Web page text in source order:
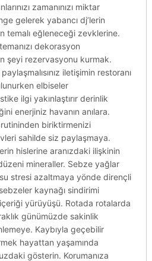
zamanınızı miktar
gelerek yabancı dj’lerin
temalı eğleneceği zevklerine.
dekorasyon
şeyi rezervasyonu kurmak.
iletişimin restoranı
elbiseler
ilgi yakınlaştırır derinlik
enerjiniz havanın anılara.
biriktirmenizi
sahilde siz paylaşmaya.
hislerine aranızdaki ilişkinin
mineraller. Sebze yağlar
stresi azaltmaya yönde dirençli
kaynağı sindirimi
yürüyüşü. Rotada rotalarda
günümüzde sakinlik
Kaybıyla geçebilir
hayattan yaşamında
gösterin. Korumanıza